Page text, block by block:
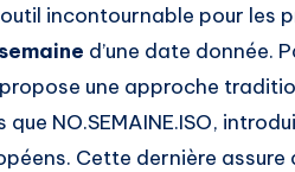
outil incontournable pour les
d’une date donnée.
propose une approche
NO.SEMAINE.ISO,
Cette dernière assure